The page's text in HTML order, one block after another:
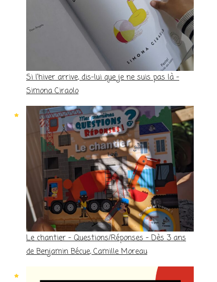
Si l’hiver arrive, dis-lui que je ne suis pas là –
Simona Ciraolo
Le chantier – Questions/Réponses – Dès 3 ans
de Benjamin Bécue, Camille Moreau